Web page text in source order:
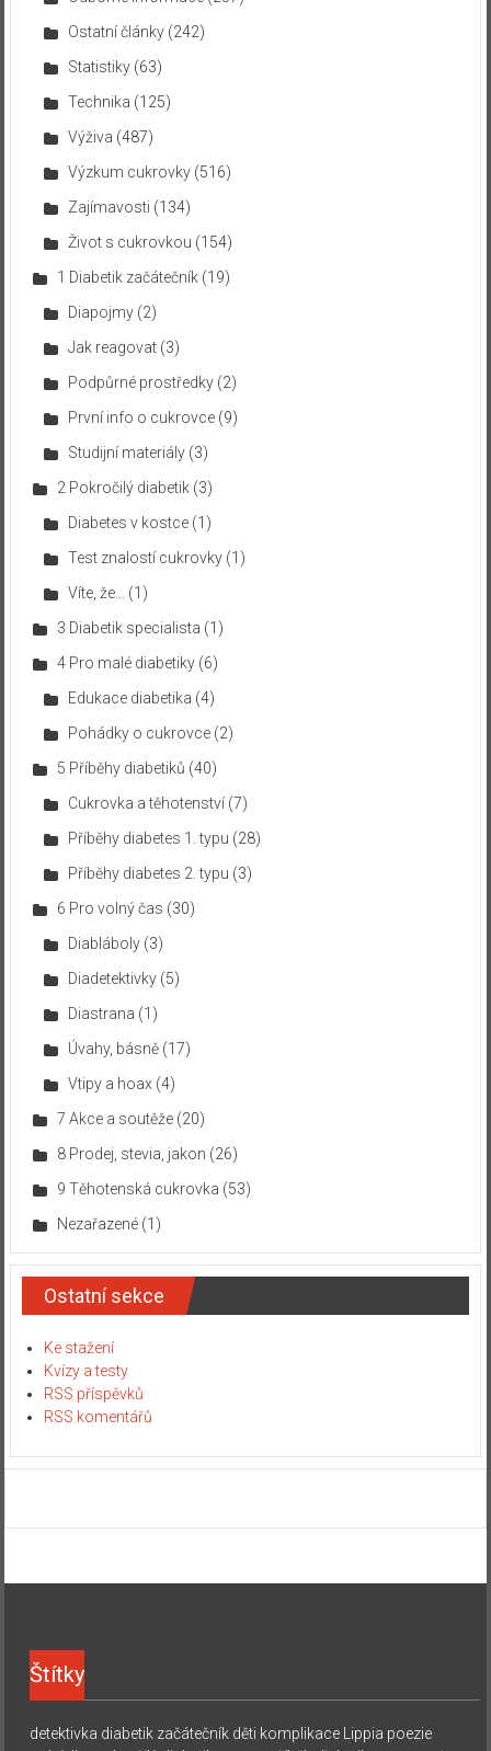
Ostatní články(242)
Statistiky(63)
Technika (125)
Výživa (487)
Výzkum cukrovky(516)
Zajímavosti (134)
Život s cukrovkou (154)
1 Diabetik začátečník(19)
Diapojmy(2)
Jak reagovat(3)
Podpůrné prostředky(2)
První info o cukrovce(9)
Studijní materiály(3)
2 Pokročilý diabetik(3)
Diabetes v kostce(1)
Test znalostí cukrovky(1)
Víte, že…
(1)
3 Diabetik specialista (1)
4 Pro malé diabetiky(6)
Edukace diabetika (4)
Pohádky o cukrovce(2)
5 Příběhy diabetiků (40)
Cukrovka a těhotenství(7)
Příběhy diabetes 1. typu (28)
Příběhy diabetes 2. typu (3)
6 Pro volný čas (30)
Diabláboly(3)
Diadetektivky(5)
Diastrana (1)
Úvahy, básně(17)
Vtipy a hoax (4)
7 Akce a soutěže(20)
8 Prodej, stevia, jakon (26)
9 Těhotenská cukrovka (53)
Nezařazené(1)
Ostatní sekce
Ke stažení
Kvízy a testy
RSS příspěvků
RSS komentářů
Štítky
detektivka diabetik začátečník děti komplikace Lippia poezie